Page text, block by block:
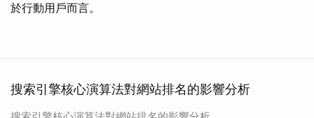
於行動用戶而言。
搜索引擎核心演算法對網站排名的影響分析